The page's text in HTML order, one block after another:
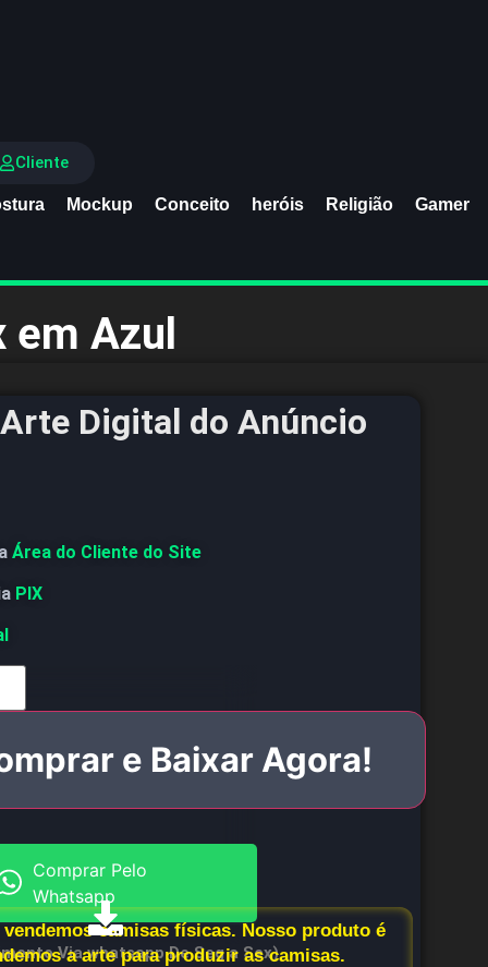
Mockup Conceito heróis Religião Gamer
Cliente
em Azul
Digital do Anúncio
Área do Cliente do Site
PIX
e Baixar Agora!
Comprar Pelo
Whatsapp
Via whatsapp De Seg a Sex)
vendemos camisas físicas. Nosso produto é
a arte para produzir as camisas.